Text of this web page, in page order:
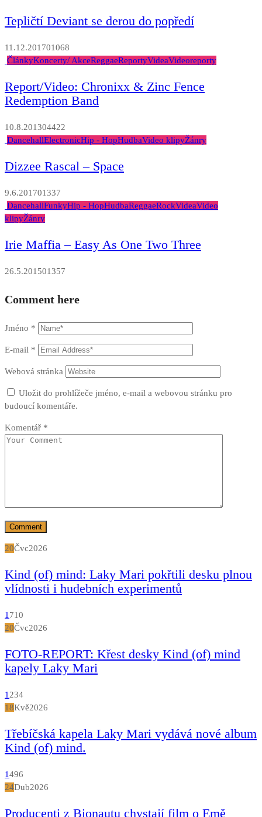
Tepličtí Deviant se derou do popředí
11.12.201701068
ČlánkyKoncerty/ AkceReggaeReportyVideaVideoreporty
Report/Video: Chronixx & Zinc Fence
Redemption Band
10.8.201304422
DancehallElectronicHip - HopHudbaVideo klipyŽánry
Dizzee Rascal – Space
9.6.201701337
DancehallFunkyHip - HopHudbaReggaeRockVideaVideo
klipyŽánry
Irie Maffia – Easy As One Two Three
26.5.201501357
Comment here
Jméno *
E-mail *
Webová stránka
Uložit do prohlížeče jméno, e-mail a webovou stránku pro
budoucí komentáře.
Komentář *
20Čvc2026
Kind (of) mind: Laky Mari pokřtili desku plnou
vlídnosti i hudebních experimentů
1 710
20Čvc2026
FOTO-REPORT: Křest desky Kind (of) mind
kapely Laky Mari
1 234
18Kvě2026
Třebíčská kapela Laky Mari vydává nové album
Kind (of) mind.
1496
24Dub2026
Producenti z Bionautu chystají film o Emě